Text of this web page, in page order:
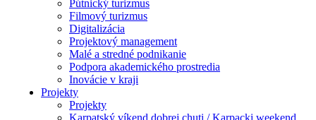
Pútnický turizmus
Filmový turizmus
Digitalizácia
Projektový management
Malé a stredné podnikanie
Podpora akademického prostredia
Inovácie v kraji
Projekty
Projekty
Karpatský víkend dobrej chuti / Karpacki weekend